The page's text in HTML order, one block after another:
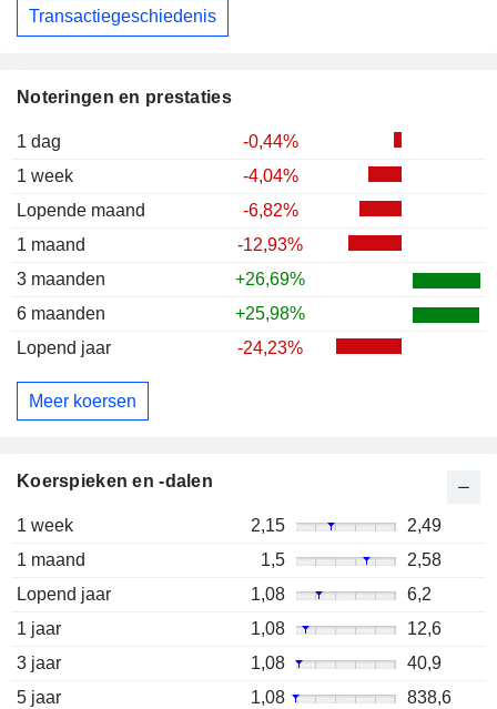
Noteringen en prestaties
1 dag
-0,44%
1 week
-4,04%
Lopende maand
-6,82%
1 maand
-12,93%
3 maanden
+26,69%
6 maanden
+25,98%
Lopend jaar
-24,23%
Meer koersen
Koerspieken en -dalen
1 week 2,15
2,49
1 maand
1,5
2,58
Lopend jaar
1,08
6,2
1 jaar
1,08
12,6
3 jaar
1,08
40,9
5 jaar
1,08
838,6
Transactiegeschiedenis